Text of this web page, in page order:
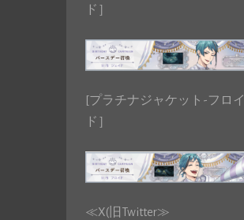
ド］
[プラチナジャケット-フロイ
ド］
≪X(旧Twitter≫